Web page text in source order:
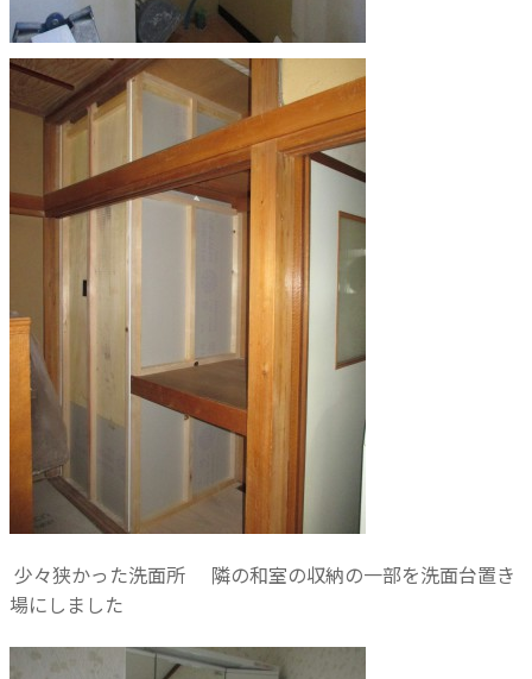
少々狭かった洗面所
隣の和室の収納の一部を洗面台置き
場にしました